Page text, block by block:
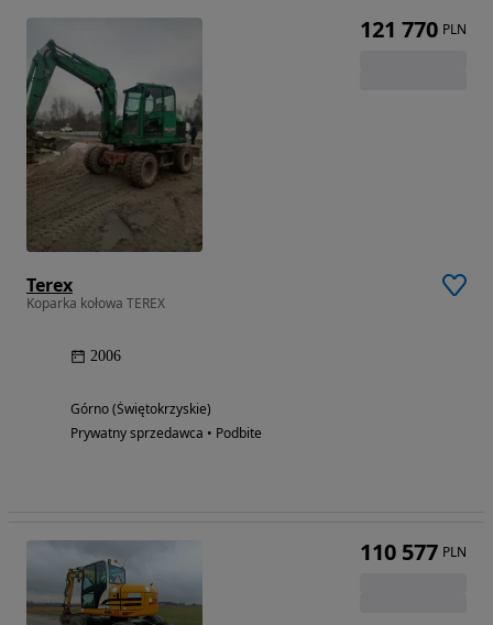
Terex
Koparka kołowa TEREX
2006
Górno (Świętokrzyskie)
Prywatny sprzedawca • Podbite
121 770 PLN
110 577 PLN